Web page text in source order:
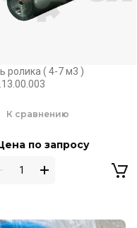
ролика ( 4-7 м3 )
по запросу
К сравнению